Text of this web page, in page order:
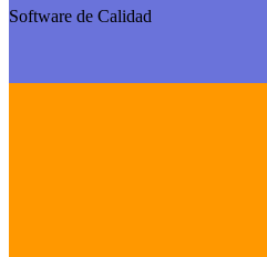
Software de Calidad